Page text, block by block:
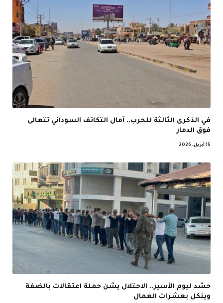
في الذكرى الثالثة للحرب.. آمال التكاتف السوداني تتعالى
فوق الدمار
15 أبريل، 2026
حشد ليوم الأسير.. الاحتلال يشن حملة اعتقالات بالضفة
وينكل بعشرات العمال